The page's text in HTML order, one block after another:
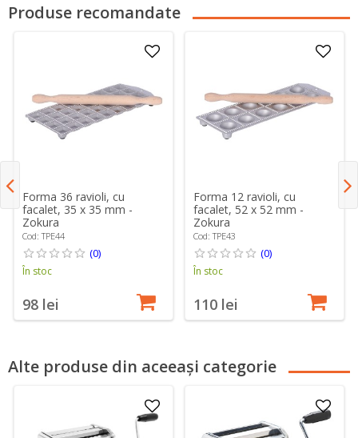
Produse recomandate
Forma 36 ravioli, cu
facalet, 35 x 35 mm -
Zokura
Cod: TPE44
(0)
În stoc
98 lei
Forma 12 ravioli, cu
facalet, 52 x 52 mm -
Zokura
Cod: TPE43
(0)
În stoc
110 lei
Alte produse din aceeași categorie